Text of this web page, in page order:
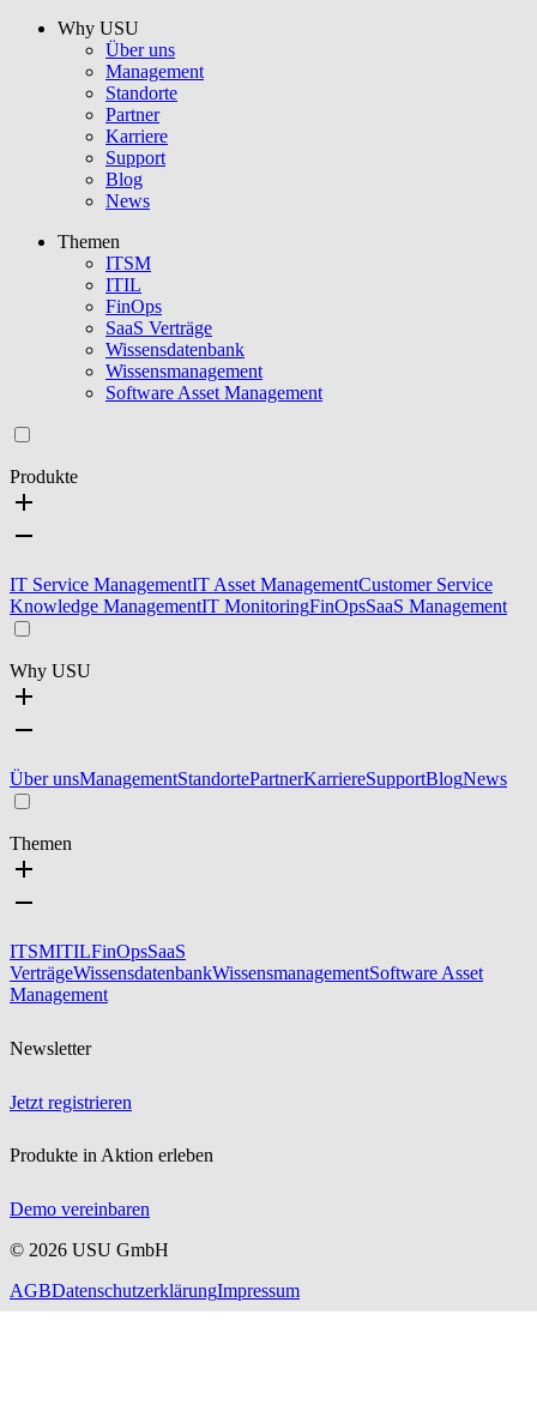
Why USU
Über uns
Management
Standorte
Partner
Karriere
Support
Blog
News
Themen
ITSM
ITIL
FinOps
SaaS Verträge
Wissensdatenbank
Wissensmanagement
Software Asset Management
Produkte
IT Service ManagementIT Asset ManagementCustomer Service
Knowledge ManagementIT MonitoringFinOpsSaaS Management
Why USU
Über unsManagementStandortePartnerKarriereSupportBlogNews
Themen
ITSMITILFinOpsSaaS
VerträgeWissensdatenbankWissensmanagementSoftware Asset
Management
Newsletter
Jetzt registrieren
Produkte in Aktion erleben
Demo vereinbaren
© 2026 USU GmbH
AGBDatenschutzerklärungImpressum